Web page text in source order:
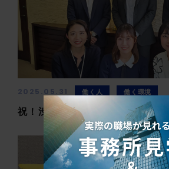
2025.05.31 働く人 働く環境
祝！渋谷事務所移転！✨